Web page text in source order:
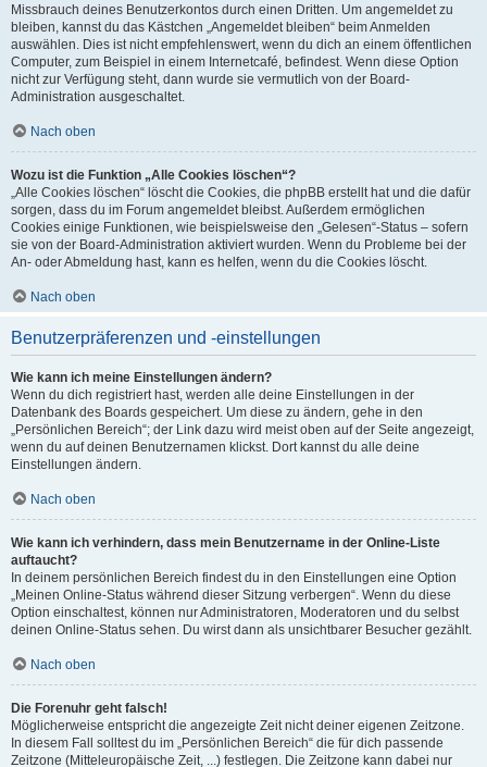
Missbrauch deines Benutzerkontos durch einen Dritten. Um angemeldet zu
bleiben, kannst du das Kästchen „Angemeldet bleiben“ beim Anmelden
auswählen. Dies ist nicht empfehlenswert, wenn du dich an einem öffentlichen
Computer, zum Beispiel in einem Internetcafé, befindest. Wenn diese Option
nicht zur Verfügung steht, dann wurde sie vermutlich von der Board-
Administration ausgeschaltet.
Nach oben
Wozu ist die Funktion „Alle Cookies löschen“?
„Alle Cookies löschen“ löscht die Cookies, die phpBB erstellt hat und die dafür
sorgen, dass du im Forum angemeldet bleibst. Außerdem ermöglichen
Cookies einige Funktionen, wie beispielsweise den „Gelesen“-Status – sofern
sie von der Board-Administration aktiviert wurden. Wenn du Probleme bei der
An- oder Abmeldung hast, kann es helfen, wenn du die Cookies löscht.
Nach oben
Benutzerpräferenzen und -einstellungen
Wie kann ich meine Einstellungen ändern?
Wenn du dich registriert hast, werden alle deine Einstellungen in der
Datenbank des Boards gespeichert. Um diese zu ändern, gehe in den
„Persönlichen Bereich“; der Link dazu wird meist oben auf der Seite angezeigt,
wenn du auf deinen Benutzernamen klickst. Dort kannst du alle deine
Einstellungen ändern.
Nach oben
Wie kann ich verhindern, dass mein Benutzername in der Online-Liste
auftaucht?
In deinem persönlichen Bereich findest du in den Einstellungen eine Option
„Meinen Online-Status während dieser Sitzung verbergen“. Wenn du diese
Option einschaltest, können nur Administratoren, Moderatoren und du selbst
deinen Online-Status sehen. Du wirst dann als unsichtbarer Besucher gezählt.
Nach oben
Die Forenuhr geht falsch!
Möglicherweise entspricht die angezeigte Zeit nicht deiner eigenen Zeitzone.
In diesem Fall solltest du im „Persönlichen Bereich“ die für dich passende
Zeitzone (Mitteleuropäische Zeit, ...) festlegen. Die Zeitzone kann dabei nur